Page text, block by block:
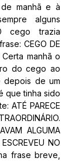
manhã e à
alguns
cego trazia
CEGO DE
Certa manhã o
do cego ao
depois de um
que tinha sido
ATÉ PARECE
ALGUMA
NO
frase breve,